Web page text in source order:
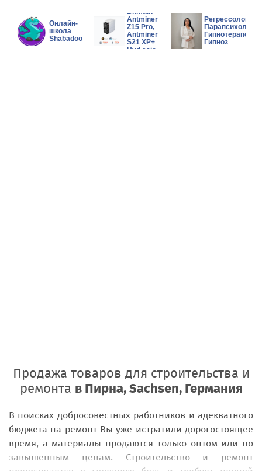
Онлайн-
школа
Shabadoo
Bitmain
Antminer
Z15 Pro,
Antminer
S21 XP+
Hyd asic
Регрессолог,
Парапсихолог,
Гипнотерапевт,
Гипноз
Продажа товаров для строительства и
ремонта в Пирна, Sachsen, Германия
В поисках добросовестных работников и адекватного
бюджета на ремонт Вы уже истратили дорогостоящее
время, а материалы продаются только оптом или по
завышенным ценам. Строительство и ремонт